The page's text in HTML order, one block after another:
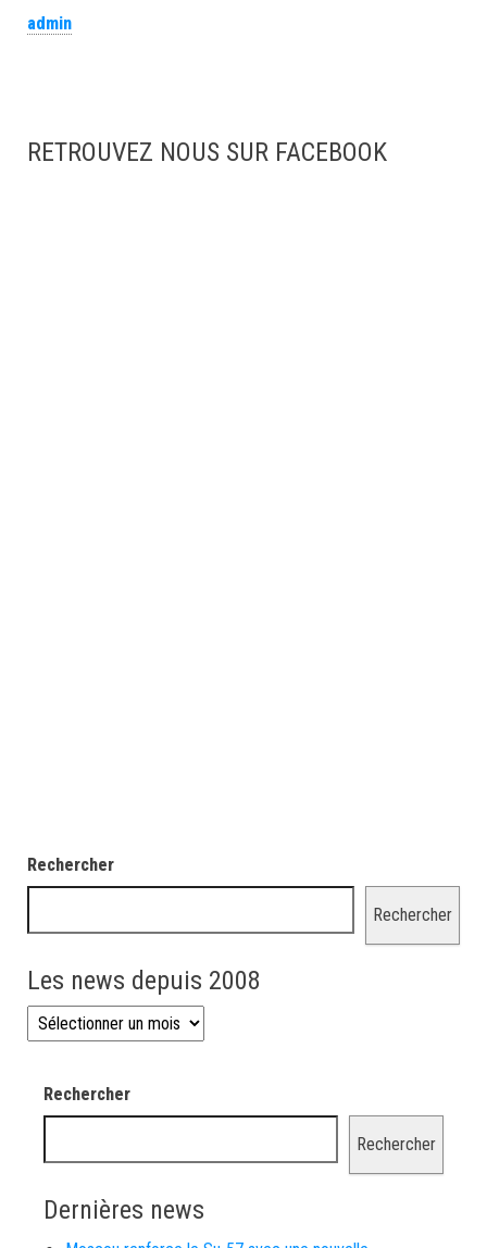
admin
RETROUVEZ NOUS SUR FACEBOOK
Rechercher
Rechercher
Les news depuis 2008
Les news depuis 2008
Rechercher
Rechercher
Dernières news